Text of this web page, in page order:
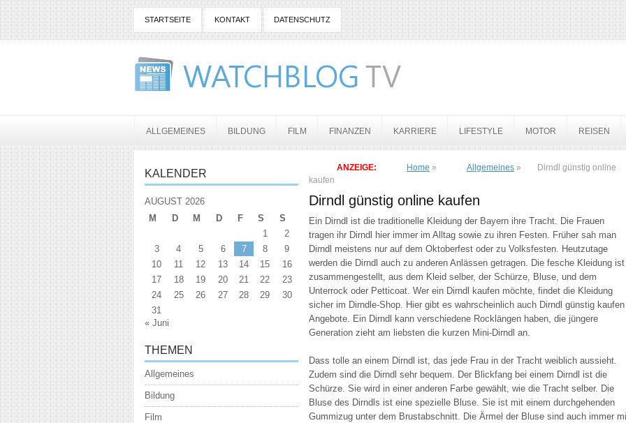
STARTSEITE KONTAKT DATENSCHUTZ
ALLGEMEINES BILDUNG FILM FINANZEN KARRIERE LIFESTYLE MOTOR REISEN
ANZEIGE: Home » Allgemeines »
Dirndl günstig online
kaufen
Dirndl günstig online kaufen
Ein Dirndl ist die traditionelle Kleidung der Bayern ihre Tracht. Die Frauen
tragen ihr Dirndl hier immer im Alltag sowie zu ihren Festen. Früher sah man
Dirndl meistens nur auf dem Oktoberfest oder zu Volksfesten. Heutzutage
werden die Dirndl auch zu anderen Anlässen getragen. Die fesche Kleidung ist
zusammengestellt, aus dem Kleid selber, der Schürze, Bluse, und dem
Unterrock oder Petticoat. Wer ein Dirndl kaufen möchte, findet die Kleidung
sicher im Dirndle-Shop. Hier gibt es wahrscheinlich auch Dirndl günstig kaufen
Angebote. Ein Dirndl kann verschiedene Rocklängen haben, die jüngere
Generation zieht am liebsten die kurzen Mini-Dirndl an.
Dass tolle an einem Dirndl ist, das jede Frau in der Tracht weiblich aussieht.
Zudem sind die Dirndl sehr bequem. Der Blickfang bei einem Dirndl ist die
Schürze. Sie wird in einer anderen Farbe gewählt, wie die Tracht selber. Die
Bluse des Dirndls ist eine spezielle Bluse. Sie ist mit einem durchgehenden
Gummizug unter dem Brustabschnitt. Die Ärmel der Bluse sind auch immer
KALENDER
AUGUST 2026
M
D M D F S
S
1
2
3
4 5 6 7 8
9
10
11 12 13 14 15
16
17
18 19 20 21 22
23
24
25 26 27 28 29
30
31
« Juni
THEMEN
Allgemeines
Bildung
Film